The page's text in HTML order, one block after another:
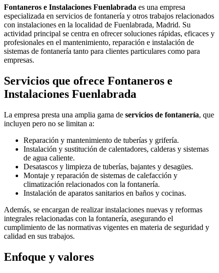
Fontaneros e Instalaciones Fuenlabrada es una empresa
especializada en servicios de fontanería y otros trabajos relacionados
con instalaciones en la localidad de Fuenlabrada, Madrid. Su
actividad principal se centra en ofrecer soluciones rápidas, eficaces y
profesionales en el mantenimiento, reparación e instalación de
sistemas de fontanería tanto para clientes particulares como para
empresas.
Servicios que ofrece Fontaneros e
Instalaciones Fuenlabrada
La empresa presta una amplia gama de servicios de fontanería, que
incluyen pero no se limitan a:
Reparación y mantenimiento de tuberías y grifería.
Instalación y sustitución de calentadores, calderas y sistemas
de agua caliente.
Desatascos y limpieza de tuberías, bajantes y desagües.
Montaje y reparación de sistemas de calefacción y
climatización relacionados con la fontanería.
Instalación de aparatos sanitarios en baños y cocinas.
Además, se encargan de realizar instalaciones nuevas y reformas
integrales relacionadas con la fontanería, asegurando el
cumplimiento de las normativas vigentes en materia de seguridad y
calidad en sus trabajos.
Enfoque y valores